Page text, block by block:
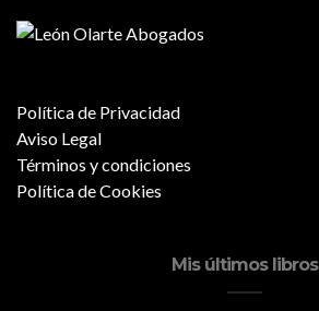
Política de Privacidad
Aviso Legal
Términos y condiciones
Política de Cookies
Mis últimos libros